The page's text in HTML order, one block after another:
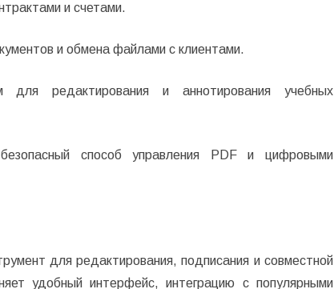
и счетами.
и обмена файлами с клиентами.
для редактирования и аннотирования учебных
способ управления PDF и цифровыми
для редактирования, подписания и совместной
удобный интерфейс, интеграцию с популярными